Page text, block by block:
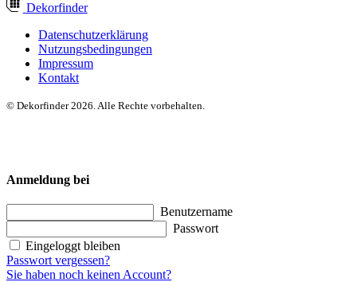
Dekorfinder
Datenschutzerklärung
Nutzungsbedingungen
Impressum
Kontakt
© Dekorfinder 2026. Alle Rechte vorbehalten.
Anmeldung bei
Benutzername
Passwort
Eingeloggt bleiben
Passwort vergessen?
Sie haben noch keinen Account?